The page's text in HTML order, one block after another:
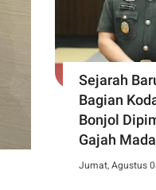
Sejarah
Bagian
Bonjol
Gajah Mada
Jumat, Agustus